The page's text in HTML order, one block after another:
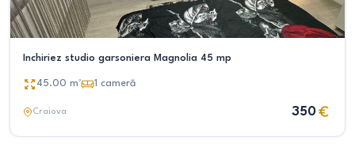
Inchiriez studio garsoniera Magnolia 45 mp
45.00 m² 1 cameră
Craiova 350